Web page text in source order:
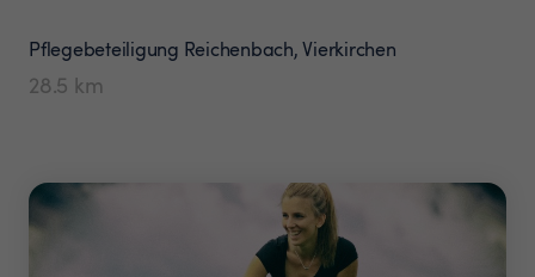
Pflegebeteiligung Reichenbach, Vierkirchen
28.5 km